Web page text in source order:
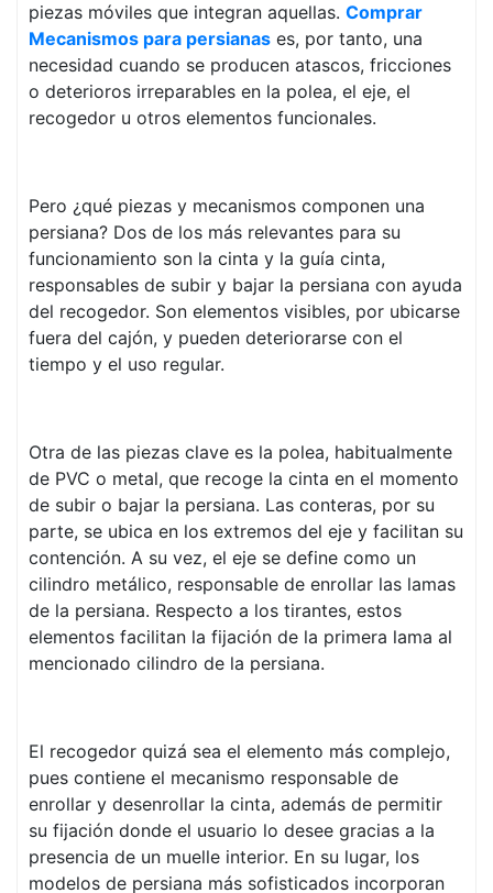
piezas móviles que integran aquellas. Comprar
Mecanismos para persianas es, por tanto, una
necesidad cuando se producen atascos, fricciones
o deterioros irreparables en la polea, el eje, el
recogedor u otros elementos funcionales.
Pero ¿qué piezas y mecanismos componen una
persiana? Dos de los más relevantes para su
funcionamiento son la cinta y la guía cinta,
responsables de subir y bajar la persiana con ayuda
del recogedor. Son elementos visibles, por ubicarse
fuera del cajón, y pueden deteriorarse con el
tiempo y el uso regular.
Otra de las piezas clave es la polea, habitualmente
de PVC o metal, que recoge la cinta en el momento
de subir o bajar la persiana. Las conteras, por su
parte, se ubica en los extremos del eje y facilitan su
contención. A su vez, el eje se define como un
cilindro metálico, responsable de enrollar las lamas
de la persiana. Respecto a los tirantes, estos
elementos facilitan la fijación de la primera lama al
mencionado cilindro de la persiana.
El recogedor quizá sea el elemento más complejo,
pues contiene el mecanismo responsable de
enrollar y desenrollar la cinta, además de permitir
su fijación donde el usuario lo desee gracias a la
presencia de un muelle interior. En su lugar, los
modelos de persiana más sofisticados incorporan